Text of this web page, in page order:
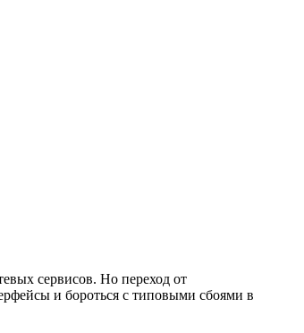
сервисов. Но переход от
и бороться с типовыми сбоями в